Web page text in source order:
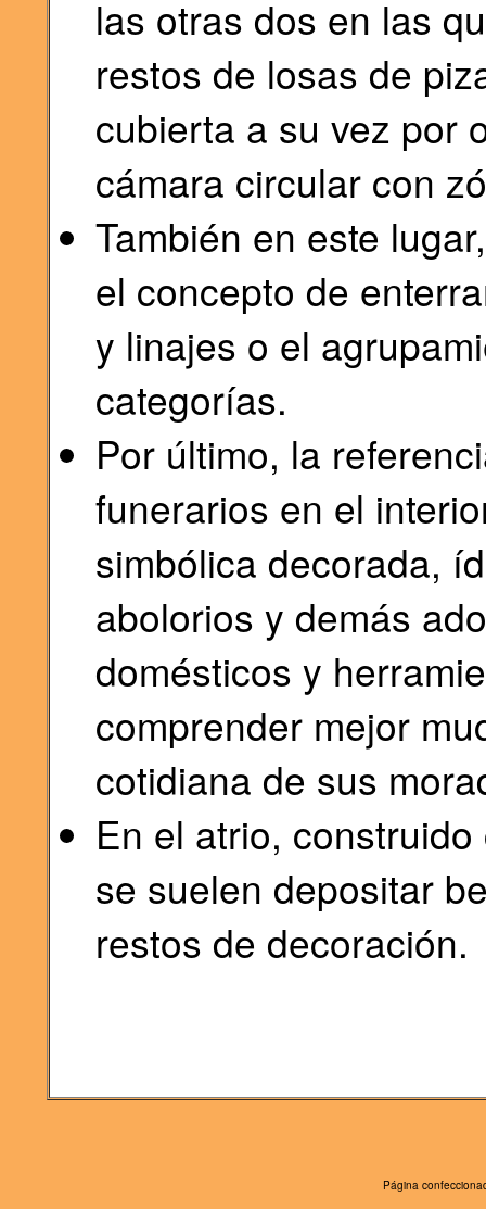
las otras dos en las
restos de losas de
cubierta a su vez por
cámara circular con
También en este
el concepto de
y linajes o el
categorías.
Por último, la
funerarios en el
simbólica decorada,
abolorios y demás
domésticos y
comprender mejor
cotidiana de sus
En el atrio,
se suelen depositar
restos de decoración.
Página